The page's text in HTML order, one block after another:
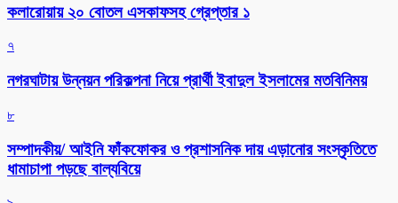
কলারোয়ায় ২০ বোতল এসকাফসহ গ্রেপ্তার ১
৭
নগরঘাটায় উন্নয়ন পরিকল্পনা নিয়ে প্রার্থী ইবাদুল ইসলামের মতবিনিময়
৮
সম্পাদকীয়/ আইনি ফাঁকফোকর ও প্রশাসনিক দায় এড়ানোর সংস্কৃতিতে
ধামাচাপা পড়ছে বাল্যবিয়ে